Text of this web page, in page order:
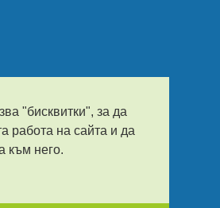
"бисквитки", за да
работа на сайта и да
към него.